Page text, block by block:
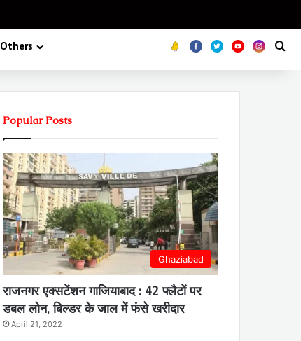
Others Koo FB TwitterYoutube
Popular Posts
Ghaziabad
राजनगर एक्सटेंशन गाजियाबाद : 42 फ्लैटों पर
डबल लोन, बिल्डर के जाल में फंसे खरीदार
April 21, 2022